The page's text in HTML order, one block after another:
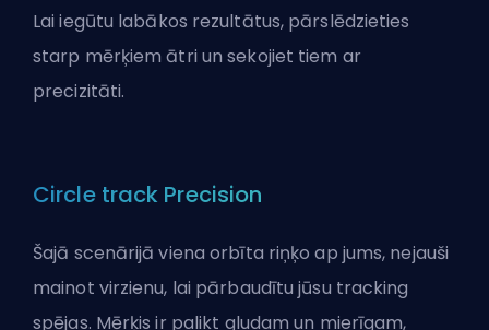
Lai iegūtu labākos rezultātus, pārslēdzieties
starp mērķiem ātri un sekojiet tiem ar
precizitāti.
Circle track Precision
Šajā scenārijā viena orbīta riņķo ap jums, nejauši
mainot virzienu, lai pārbaudītu jūsu tracking
spējas. Mērķis ir palikt gludam un mierīgam,